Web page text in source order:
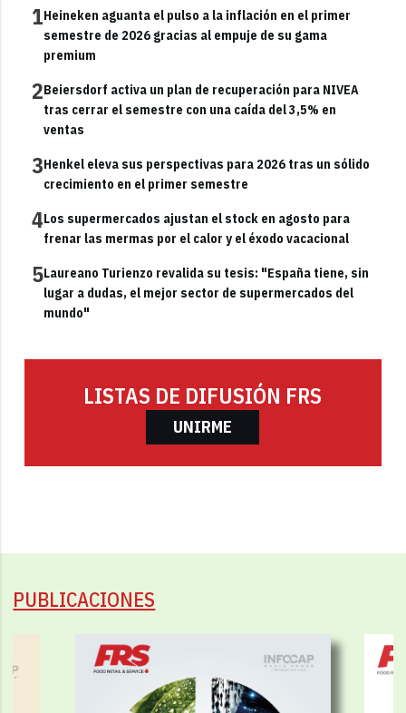
1Heineken aguanta el pulso a la inflación en el primer
semestre de 2026 gracias al empuje de su gama
premium
2Beiersdorf activa un plan de recuperación para NIVEA
tras cerrar el semestre con una caída del 3,5% en
ventas
3Henkel eleva sus perspectivas para 2026 tras un sólido
crecimiento en el primer semestre
4Los supermercados ajustan el stock en agosto para
frenar las mermas por el calor y el éxodo vacacional
5Laureano Turienzo revalida su tesis: "España tiene, sin
lugar a dudas, el mejor sector de supermercados del
mundo"
LISTAS DE DIFUSIÓN FRS
UNIRME
PUBLICACIONES